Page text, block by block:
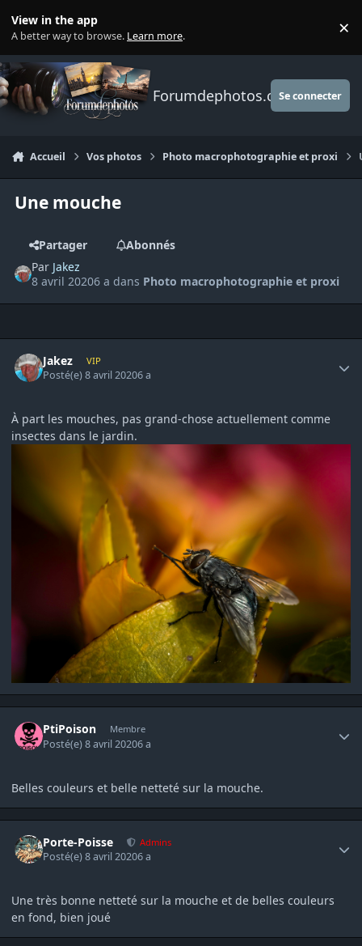
View in the app
A better way to browse. Learn more. ×
Forumdephotos.comSe connecter
Accueil Vos photos Photo macrophotographie et proxi
Une mouche
Partager
Abonnés
Par Jakez
8 avril 20206 a dans Photo macrophotographie et proxi
Jakez VIP
Posté(e)8 avril 20206 a
À part les mouches, pas grand-chose actuellement comme
insectes dans le jardin.
PtiPoison Membre
Posté(e)8 avril 20206 a
Belles couleurs et belle netteté sur la mouche.
Porte-Poisse Admins
Posté(e)8 avril 20206 a
Une très bonne netteté sur la mouche et de belles couleurs
en fond, bien joué